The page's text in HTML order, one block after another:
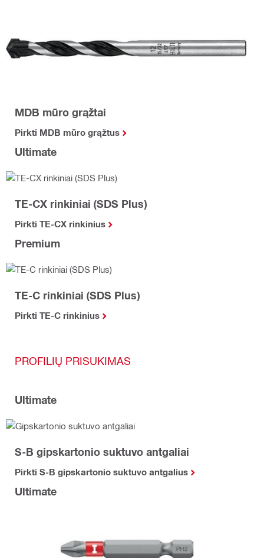
MDB mūro grąžtai
Pirkti MDB mūro grąžtus
Ultimate
TE-CX rinkiniai (SDS Plus)
Pirkti TE-CX rinkinius
Premium
TE-C rinkiniai (SDS Plus)
Pirkti TE-C rinkinius
PROFILIŲ PRISUKIMAS
Ultimate
S-B gipskartonio suktuvo antgaliai
Pirkti S-B gipskartonio suktuvo antgalius
Ultimate